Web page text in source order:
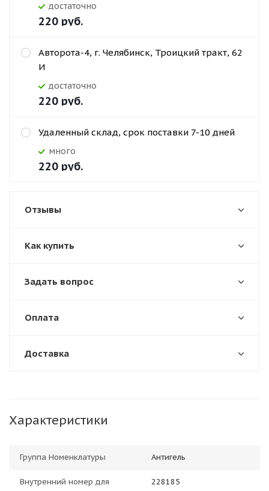
Достаточно
220 руб.
Авторота-4, г. Челябинск, Троицкий тракт, 62
И
Достаточно
220 руб.
Удаленный склад, срок поставки 7-10 дней
Много
220 руб.
Отзывы
Как купить
Задать вопрос
Оплата
Доставка
Характеристики
Группа Номенклатуры Антигель
Внутренний номер для 228185